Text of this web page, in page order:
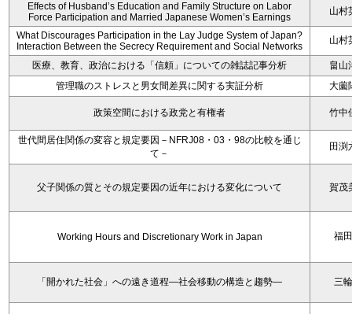
Effects of Husband’s Education and Family Structure on Labor
Force Participation and Married Japanese Women’s Earnings
山村
What Discourages Participation in the Lay Judge System of Japan?
Interaction Between the Secrecy Requirement and Social Networks
山村
医療、教育、政治における「信頼」についての雑誌記事分析
畠山
管理職のストレスと男女間差異に関する実証分析
大薗
政策空間における政党と有権者 竹中
世代間居住関係の変容と規定要因－NFRJ08・03・98の比較を通じ
て－
田渕
父子関係の質とその規定要因の近年における変化について 賀茂
Working Hours and Discretionary Work in Japan 福
「開かれた社会」への遠き道程―社会移動の構造と趨勢― 三